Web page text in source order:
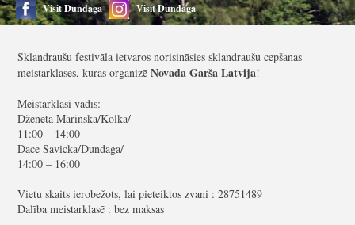
Visit Dundaga Visit Dundaga
Sklandraušu festivāla ietvaros norisināsies sklandraušu cepšanas
meistarklases, kuras organizēNovada Garša Latvija!
Meistarklasi vadīs:
Dženeta Marinska/Kolka/
11:00 – 14:00
Dace Savicka/Dundaga/
14:00 – 16:00
Vietu skaits ierobežots, lai pieteiktos zvani : 28751489
Dalība meistarklasē : bez maksas